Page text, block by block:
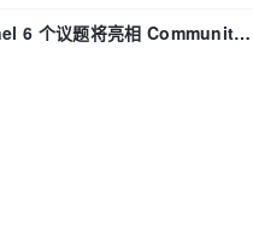
6 个议题将亮相 Community